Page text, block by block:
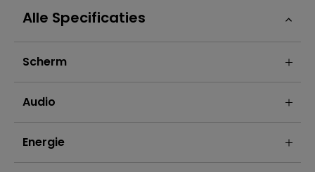
Alle Specificaties
Scherm
Audio
Energie